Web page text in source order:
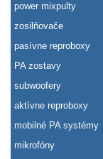
power mixpulty
zosilňovače
pasívne reproboxy
PA zostavy
subwoofery
aktívne reproboxy
mobilné PA systémy
mikrofóny